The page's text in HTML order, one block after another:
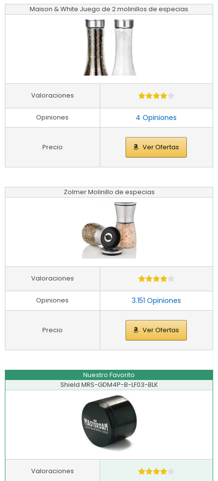
Maison & White Juego de 2 molinillos de especias
4 Opiniones
Ver Ofertas
Valoraciones
Opiniones
Precio
Zolmer Molinillo de especias
3.151 Opiniones
Ver Ofertas
Valoraciones
Opiniones
Precio
Nuestro Favorito
Shield MRS-GDM4P-B-LF03-BLK
Valoraciones